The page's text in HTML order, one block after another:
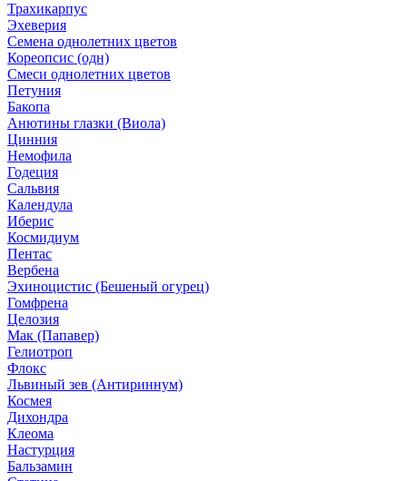
Трахикарпус
Эхеверия
Семена однолетних цветов
Кореопсис (одн)
Смеси однолетних цветов
Петуния
Бакопа
Анютины глазки (Виола)
Цинния
Немофила
Годеция
Сальвия
Календула
Иберис
Космидиум
Пентас
Вербена
Эхиноцистис (Бешеный огурец)
Гомфрена
Целозия
Мак (Папавер)
Гелиотроп
Флокс
Львиный зев (Антириннум)
Космея
Дихондра
Клеома
Настурция
Бальзамин